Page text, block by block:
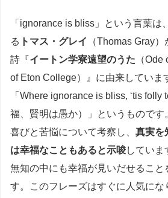
「ignorance is bliss」という言葉は
る トマス・グレイ
（Thomas Gray
詩『イートン学寮遠望のうた （
of Eton College）』に由来していま
「Where ignorance is bliss, ‘tis
福、賢明は愚か）」というものです
喜びと苦悩について考察し、 真実を
は幸福なこともあると示唆していま
無知の中にも幸福が見いだせること
す。このフレーズはすぐに人気にな